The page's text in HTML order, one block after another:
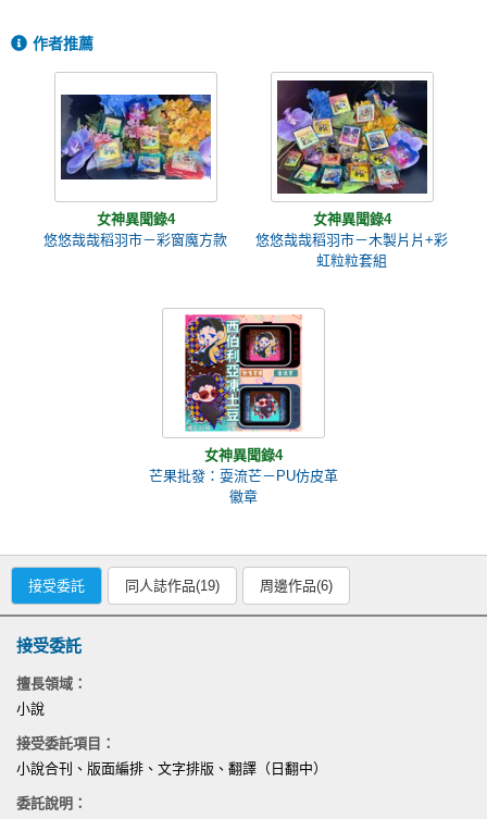
作者推薦
女神異聞錄4
悠悠哉哉稻羽市－彩窗魔方款
女神異聞錄4
悠悠哉哉稻羽市－木製片片+彩
虹粒粒套組
女神異聞錄4
芒果批發：耍流芒－PU仿皮革
徽章
接受委託 同人誌作品(19) 周邊作品(6)
接受委託
擅長領域：
小說
接受委託項目：
小說合刊、版面編排、文字排版、翻譯（日翻中）
委託說明：